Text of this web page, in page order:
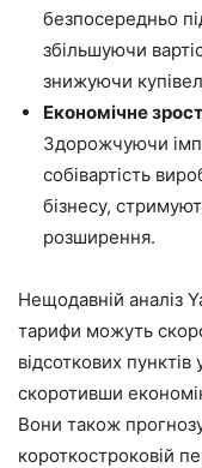
безпосередньо
збільшуючи
знижуючи
Економічне
Здорожчуючи
собівартість
бізнесу,
розширення.
Нещодавній аналіз
тарифи можуть
відсоткових
скоротивши
Вони також
короткостроковій